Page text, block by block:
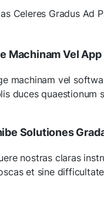
Celeres Gradus Ad
Machinam Vel App
machinam vel
duces quaestionum
Solutiones
nostras claras
et sine